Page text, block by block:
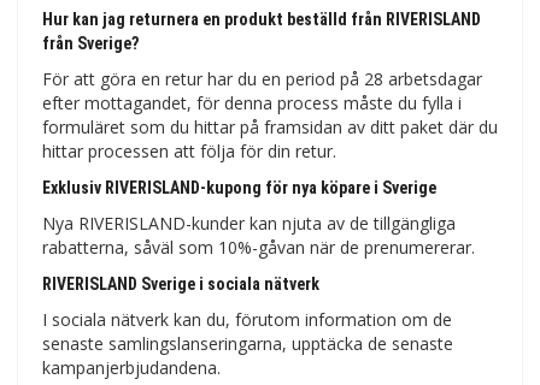
Hur kan jag returnera en produkt beställd från RIVERISLAND
från Sverige?
För att göra en retur har du en period på 28 arbetsdagar
efter mottagandet, för denna process måste du fylla i
formuläret som du hittar på framsidan av ditt paket där du
hittar processen att följa för din retur.
Exklusiv RIVERISLAND-kupong för nya köpare i Sverige
Nya RIVERISLAND-kunder kan njuta av de tillgängliga
rabatterna, såväl som 10%-gåvan när de prenumererar.
RIVERISLAND Sverige i sociala nätverk
I sociala nätverk kan du, förutom information om de
senaste samlingslanseringarna, upptäcka de senaste
kampanjerbjudandena.